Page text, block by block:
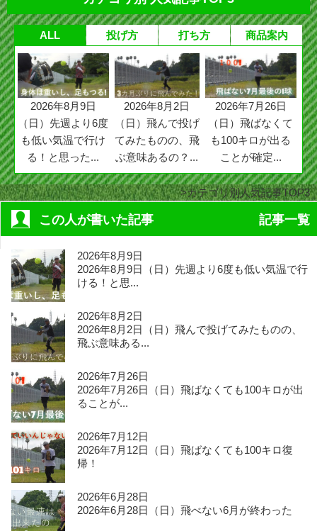
ALL 投げ方 打ち方 商品案内
2026年8月9日
（日）先週より6度
も低い気温で行け
る！と思った...
2026年8月2日
（日）飛んで投げ
てみたものの、飛
ぶ意味あるの？...
2026年7月26日
（日）飛ばなくて
も100キロが出る
ことが確定...
カテゴリ別人気記事TOP3
この人が書いた記事 記事一覧
2026年8月9日
2026年8月9日（日）先週より6度も低い気温で行
ける！と思...
2026年8月2日
2026年8月2日（日）飛んで投げてみたものの、
飛ぶ意味ある...
2026年7月26日
2026年7月26日（日）飛ばなくても100キロが出
ることが...
2026年7月12日
2026年7月12日（日）飛ばなくても100キロ復
帰！
2026年6月28日
2026年6月28日（日）飛べない6月が終わった